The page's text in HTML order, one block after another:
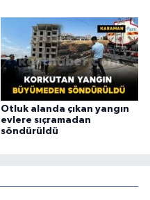
Otluk alanda çıkan yangın
evlere sıçramadan
söndürüldü